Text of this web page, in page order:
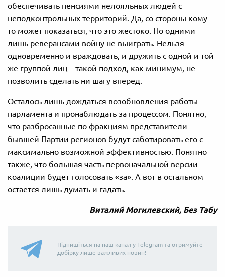
обеспечивать пенсиями нелояльных людей с
неподконтрольных территорий. Да, со стороны кому-
то может показаться, что это жестоко. Но одними
лишь реверансами войну не выиграть. Нельзя
одновременно и враждовать, и дружить с одной и той
же группой лиц – такой подход, как минимум, не
позволить сделать ни шагу вперед.
Осталось лишь дождаться возобновления работы
парламента и пронаблюдать за процессом. Понятно,
что разбросанные по фракциям представители
бывшей Партии регионов будут саботировать его с
максимально возможной эффективностью. Понятно
также, что большая часть первоначальной версии
коалиции будет голосовать «за». А вот в остальном
остается лишь думать и гадать.
Виталий Могилевский, Без Табу
Підпишіться на наш канал у Telegram та отримуйте
добірку лише важливих новин!